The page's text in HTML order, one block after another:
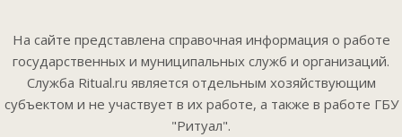
На сайте представлена справочная информация о работе
государственных и муниципальных служб и организаций.
Служба Ritual.ru является отдельным хозяйствующим
субъектом и не участвует в их работе, а также в работе ГБУ
"Ритуал".